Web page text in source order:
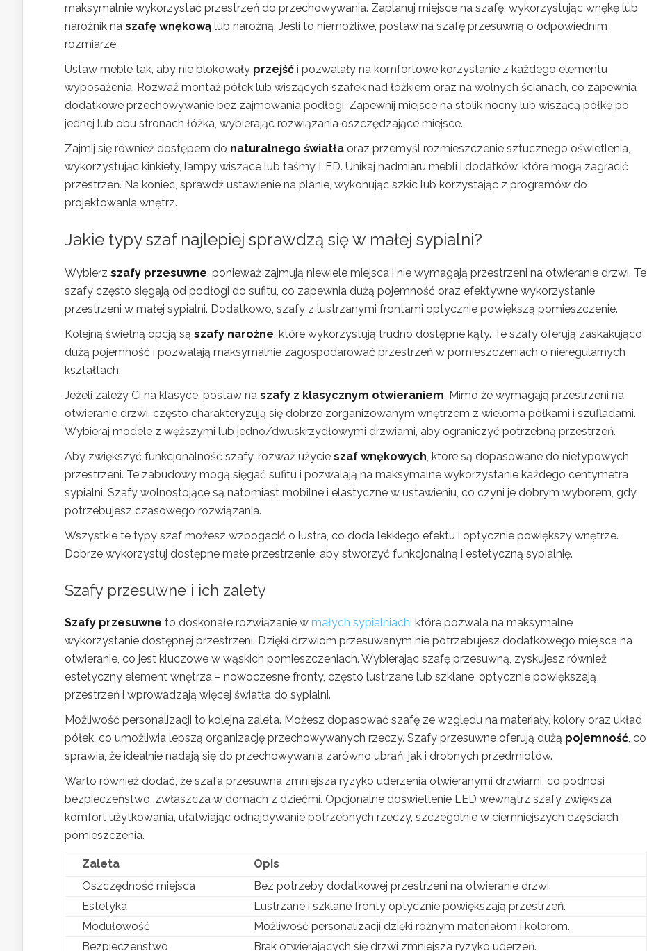
maksymalnie wykorzystać przestrzeń do przechowywania. Zaplanuj miejsce na szafę, wykorzystując wnękę lub
narożnik na szafę wnękową lub narożną. Jeśli to niemożliwe, postaw na szafę przesuwną o odpowiednim
rozmiarze.
Ustaw meble tak, aby nie blokowały przejść i pozwalały na komfortowe korzystanie z każdego elementu
wyposażenia. Rozważ montaż półek lub wiszących szafek nad łóżkiem oraz na wolnych ścianach, co zapewnia
dodatkowe przechowywanie bez zajmowania podłogi. Zapewnij miejsce na stolik nocny lub wiszącą półkę po
jednej lub obu stronach łóżka, wybierając rozwiązania oszczędzające miejsce.
Zajmij się również dostępem do naturalnego światła oraz przemyśl rozmieszczenie sztucznego oświetlenia,
wykorzystując kinkiety, lampy wiszące lub taśmy LED. Unikaj nadmiaru mebli i dodatków, które mogą zagracić
przestrzeń. Na koniec, sprawdź ustawienie na planie, wykonując szkic lub korzystając z programów do
projektowania wnętrz.
Jakie typy szaf najlepiej sprawdzą się w małej sypialni?
Wybierz szafy przesuwne , ponieważ zajmują niewiele miejsca i nie wymagają przestrzeni na otwieranie drzwi. Te
szafy często sięgają od podłogi do sufitu, co zapewnia dużą pojemność oraz efektywne wykorzystanie
przestrzeni w małej sypialni. Dodatkowo, szafy z lustrzanymi frontami optycznie powiększą pomieszczenie.
Kolejną świetną opcją są szafy narożne , które wykorzystują trudno dostępne kąty. Te szafy oferują zaskakująco
dużą pojemność i pozwalają maksymalnie zagospodarować przestrzeń w pomieszczeniach o nieregularnych
kształtach.
Jeżeli zależy Ci na klasyce, postaw na szafy z klasycznym otwieraniem. Mimo że wymagają przestrzeni na
otwieranie drzwi, często charakteryzują się dobrze zorganizowanym wnętrzem z wieloma półkami i szufladami.
Wybieraj modele z węższymi lub jedno/dwuskrzydłowymi drzwiami, aby ograniczyć potrzebną przestrzeń.
Aby zwiększyć funkcjonalność szafy, rozważ użycie szaf wnękowych , które są dopasowane do nietypowych
przestrzeni. Te zabudowy mogą sięgać sufitu i pozwalają na maksymalne wykorzystanie każdego centymetra
sypialni. Szafy wolnostojące są natomiast mobilne i elastyczne w ustawieniu, co czyni je dobrym wyborem, gdy
potrzebujesz czasowego rozwiązania.
Wszystkie te typy szaf możesz wzbogacić o lustra, co doda lekkiego efektu i optycznie powiększy wnętrze.
Dobrze wykorzystuj dostępne małe przestrzenie, aby stworzyć funkcjonalną i estetyczną sypialnię.
Szafy przesuwne i ich zalety
Szafy przesuwne to doskonałe rozwiązanie w małych sypialniach , które pozwala na maksymalne
wykorzystanie dostępnej przestrzeni. Dzięki drzwiom przesuwanym nie potrzebujesz dodatkowego miejsca na
otwieranie, co jest kluczowe w wąskich pomieszczeniach. Wybierając szafę przesuwną, zyskujesz również
estetyczny element wnętrza – nowoczesne fronty, często lustrzane lub szklane, optycznie powiększają
przestrzeń i wprowadzają więcej światła do sypialni.
Możliwość personalizacji to kolejna zaleta. Możesz dopasować szafę ze względu na materiały, kolory oraz układ
półek, co umożliwia lepszą organizację przechowywanych rzeczy. Szafy przesuwne oferują dużą pojemność , co
sprawia, że idealnie nadają się do przechowywania zarówno ubrań, jak i drobnych przedmiotów.
Warto również dodać, że szafa przesuwna zmniejsza ryzyko uderzenia otwieranymi drzwiami, co podnosi
bezpieczeństwo, zwłaszcza w domach z dziećmi. Opcjonalne doświetlenie LED wewnątrz szafy zwiększa
komfort użytkowania, ułatwiając odnajdywanie potrzebnych rzeczy, szczególnie w ciemniejszych częściach
pomieszczenia.
Zaleta
Opis
Oszczędność miejsca
Bez potrzeby dodatkowej przestrzeni na otwieranie drzwi.
Estetyka
Lustrzane i szklane fronty optycznie powiększają przestrzeń.
Modułowość
Możliwość personalizacji dzięki różnym materiałom i kolorom.
Bezpieczeństwo
Brak otwierających się drzwi zmniejsza ryzyko uderzeń.